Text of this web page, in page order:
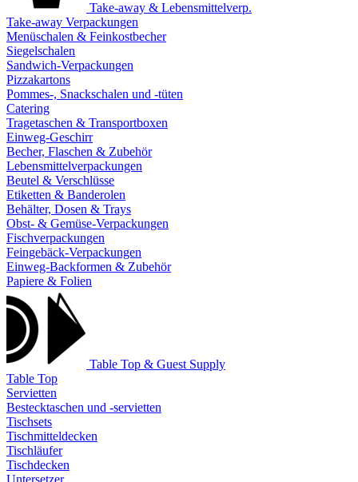
Take-away & Lebensmittelverp.
Take-away Verpackungen
Menüschalen & Feinkostbecher
Siegelschalen
Sandwich-Verpackungen
Pizzakartons
Pommes-, Snackschalen und -tüten
Catering
Tragetaschen & Transportboxen
Einweg-Geschirr
Becher, Flaschen & Zubehör
Lebensmittelverpackungen
Beutel & Verschlüsse
Etiketten & Banderolen
Behälter, Dosen & Trays
Obst- & Gemüse-Verpackungen
Fischverpackungen
Feingebäck-Verpackungen
Einweg-Backformen & Zubehör
Papiere & Folien
Table Top & Guest Supply
Table Top
Servietten
Bestecktaschen und -servietten
Tischsets
Tischmitteldecken
Tischläufer
Tischdecken